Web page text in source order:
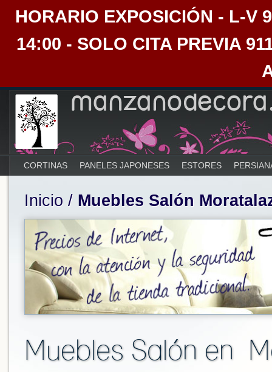
HORARIO EXPOSICIÓN - L-V
14:00 - SOLO CITA PREVIA
CORTINAS PANELES JAPONESES ESTORES
Inicio / Muebles Salón
Muebles Salón en